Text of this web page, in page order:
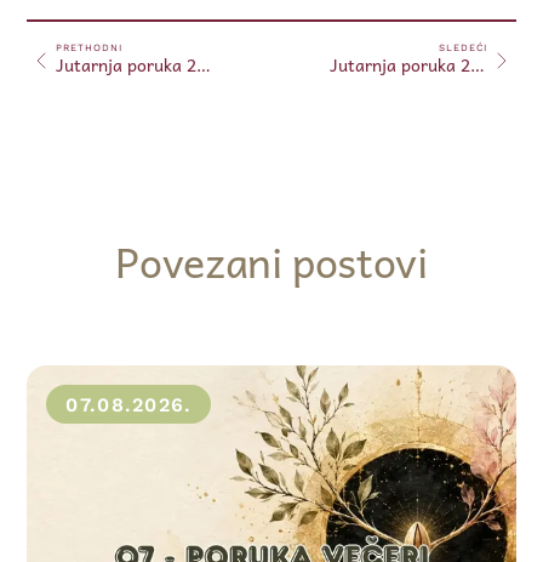
PRETHODNI
Jutarnja poruka 23.10.2024.
SLEDEĆI
Jutarnja poruka 24.10.2024.
Povezani postovi
07.08.2026.